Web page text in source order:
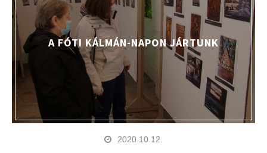
A FÓTI KÁLMÁN-NAPON JÁRTUNK
2020.10.12.